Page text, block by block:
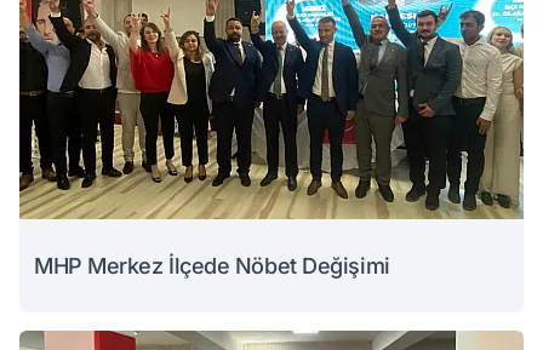
MHP Merkez İlçede Nöbet Değişimi